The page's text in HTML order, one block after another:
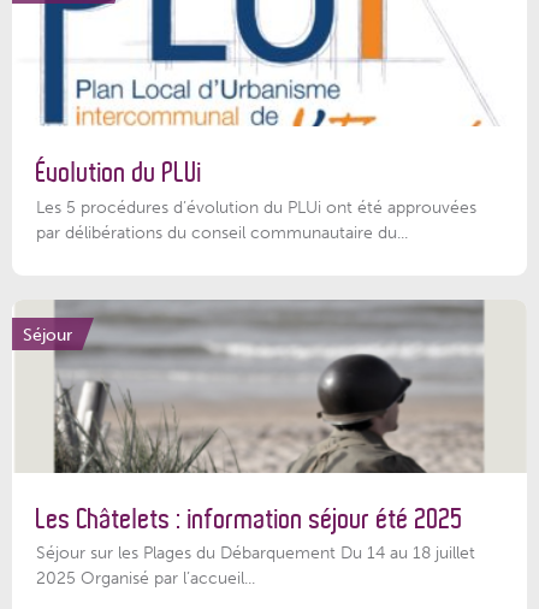
Évolution du PLUi
Les 5 procédures d’évolution du PLUi ont été approuvées
par délibérations du conseil communautaire du...
Séjour
Les Châtelets : information séjour été 2025
Séjour sur les Plages du Débarquement Du 14 au 18 juillet
2025 Organisé par l’accueil...